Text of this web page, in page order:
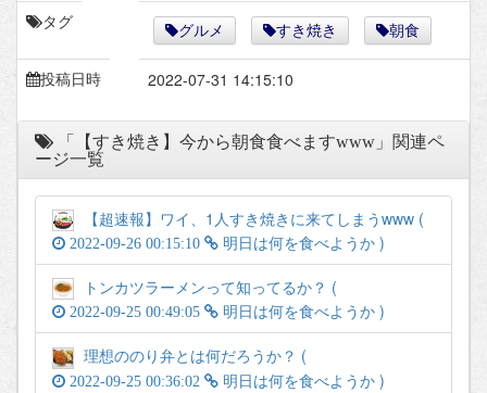
タグ
グルメ すき焼き 朝食
投稿日時 2022-07-31 14:15:10
「【すき焼き】今から朝食食べますwww」関連ペ
ージ一覧
【超速報】ワイ、1人すき焼きに来てしまうwww (
2022-09-26 00:15:10 明日は何を食べようか )
トンカツラーメンって知ってるか？ (
2022-09-25 00:49:05 明日は何を食べようか )
理想ののり弁とは何だろうか？ (
2022-09-25 00:36:02 明日は何を食べようか )